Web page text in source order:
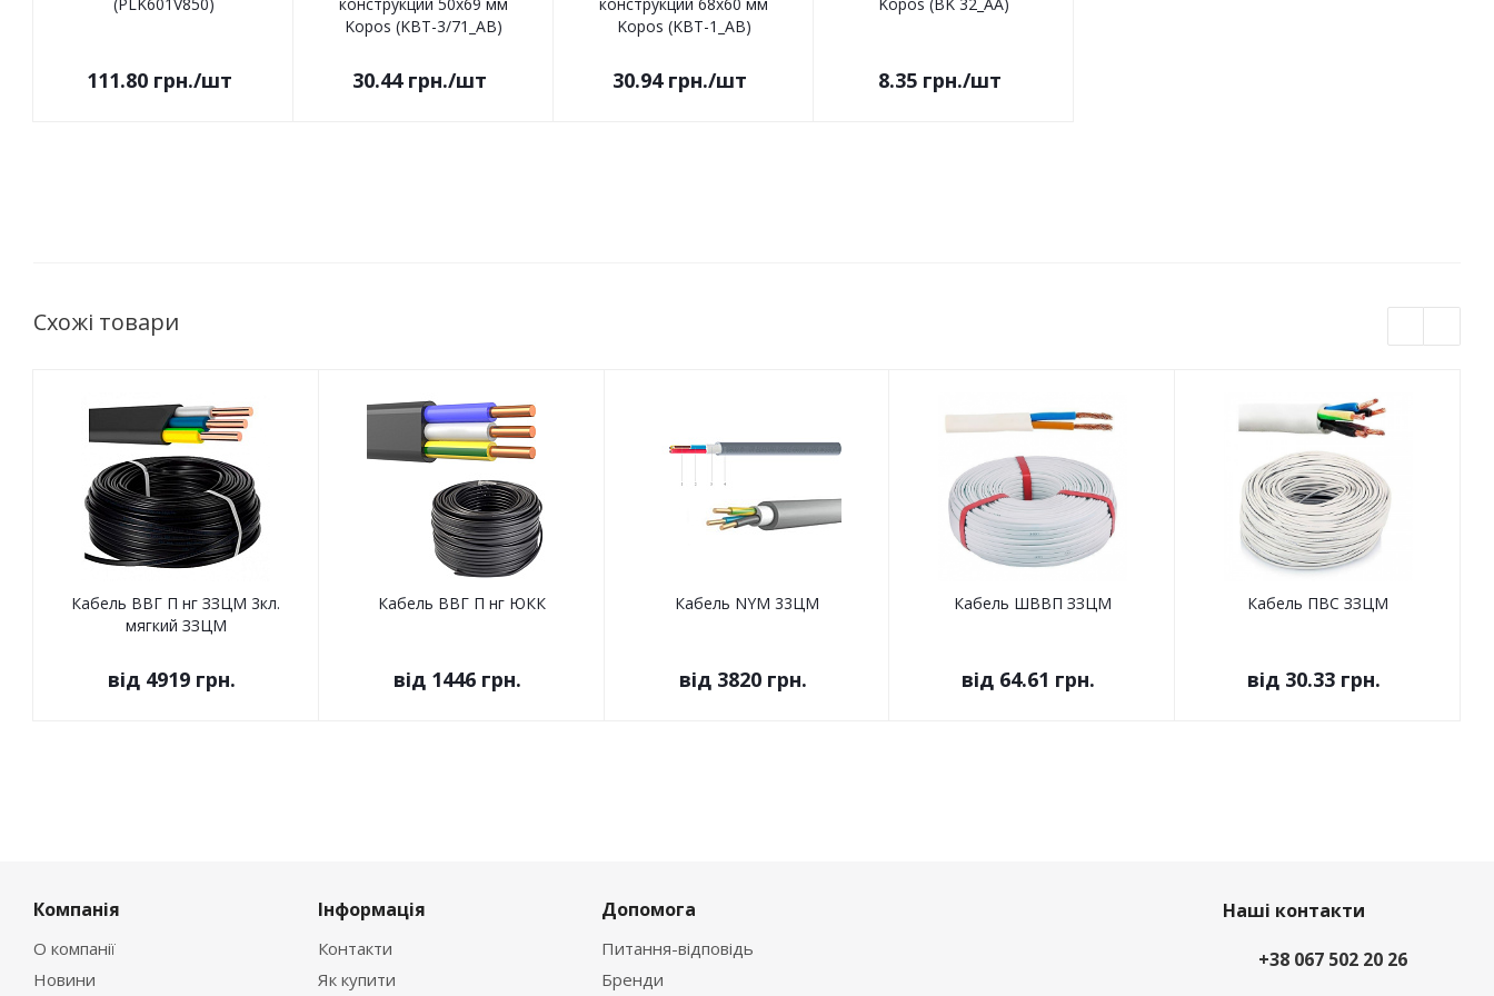
111.80 грн./шт
Kopos (KBT-3/71_AB)
30.44грн./шт
Kopos (KBT-1_AB)
30.94грн./шт 8.35 грн./шт
Схожі товари
Кабель ВВГ П нг ЗЗЦМ 3кл.
мягкий ЗЗЦМ
від 4919 грн.
Кабель ВВГ П нг ЮКК
від 1446 грн.
Кабель NYM 33ЦМ
від 3820 грн.
Кабель ШВВП ЗЗЦМ
від 64.61 грн.
Кабель ПВС ЗЗЦМ
від 30.33 грн.
Компанія
О компанії
Новини
Інформація
Контакти
Як купити
Допомога
Питання-відповідь
Бренди
Наші контакти
+38 067 502 20 26